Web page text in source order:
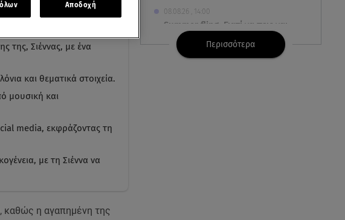
08.08.26 , 14:00
Summer fling: Γιατί να πεις ναι
σε έναν καλοκαιρινό έρωτα
Περισσότερα
της, Σιέννας, με ένα
και θεματικά στοιχεία.
μουσική και
media, εκφράζοντας τη
με τη Σιέννα να
, καθώς η αγαπημένη της
Αποδοχή